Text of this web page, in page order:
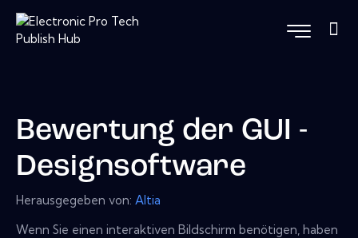
Bewertung der GUI -
Designsoftware
Herausgegeben von: Altia
Wenn Sie einen interaktiven Bildschirm benötigen, haben